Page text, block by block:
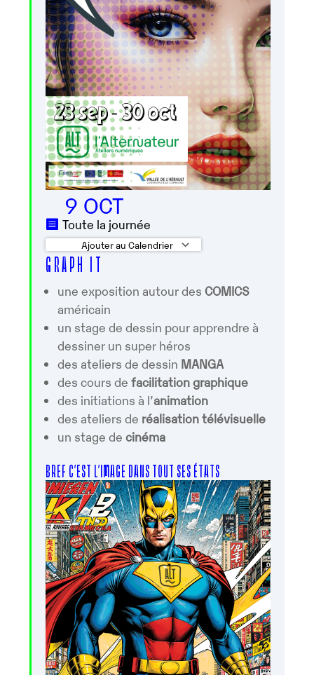
9 OCT
Toute la journée
Ajouter au Calendrier
Télécharger ICS
G R A P H I T
une exposition autour desCOMICS
américain
un stage de dessin pour apprendre à
dessiner un super héros
des ateliers de dessin MANGA
des cours defacilitation graphique
des initiations à l’animation
des ateliers de réalisation télévisuelle
un stage decinéma
BREF C’EST L’IMAGE DANS TOUT SES ÉTATS